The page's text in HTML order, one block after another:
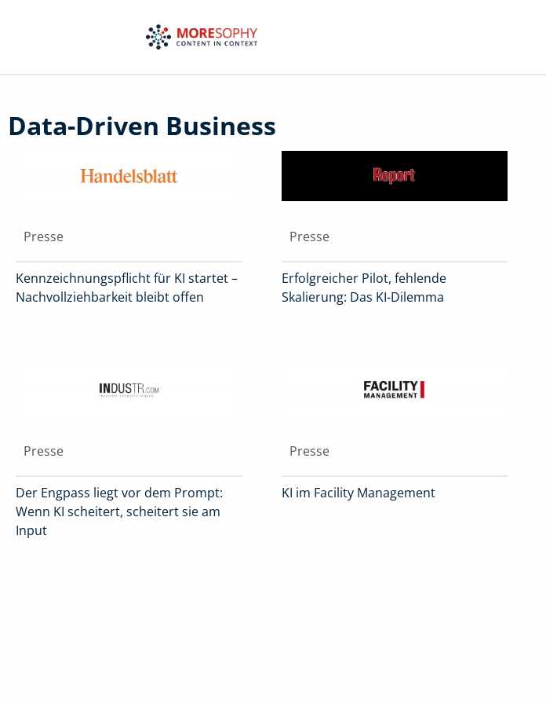
Data-Driven Business
Presse
Kennzeichnungspflicht für KI startet –
Nachvollziehbarkeit bleibt offen
Presse
Erfolgreicher Pilot, fehlende
Skalierung: Das KI-Dilemma
Presse
Der Engpass liegt vor dem Prompt:
Wenn KI scheitert, scheitert sie am
Input
Presse
KI im Facility Management